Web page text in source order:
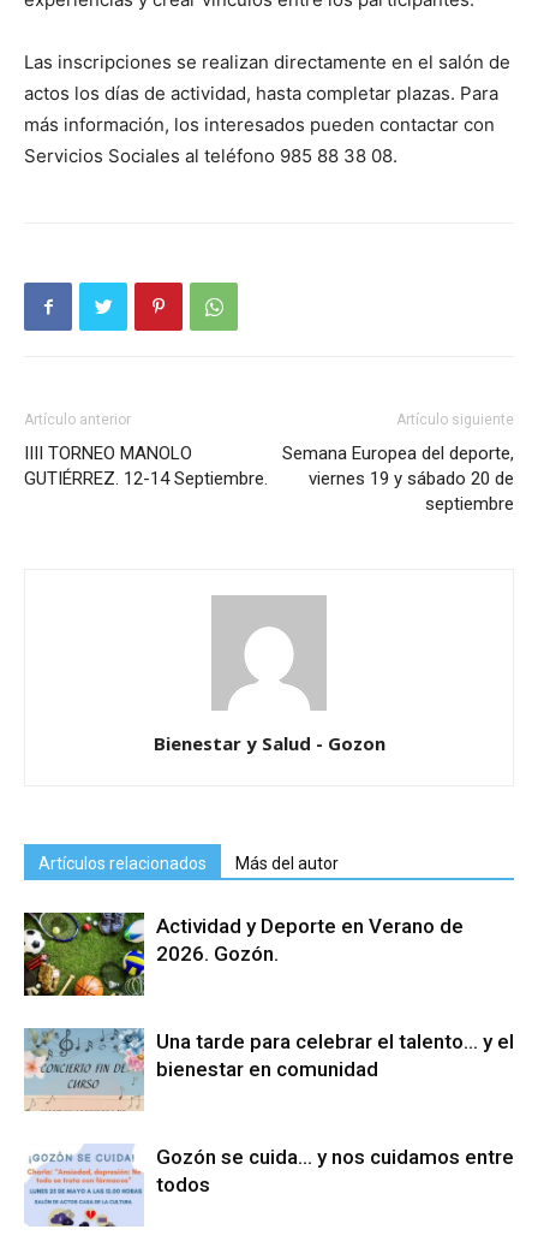
Las inscripciones se realizan directamente en el salón de
actos los días de actividad, hasta completar plazas. Para
más información, los interesados pueden contactar con
Servicios Sociales al teléfono 985 88 38 08.
Artículo anterior
IIII TORNEO MANOLO
GUTIÉRREZ. 12-14 Septiembre.
Artículo siguiente
Semana Europea del deporte,
viernes 19 y sábado 20 de
septiembre
Bienestar y Salud - Gozon
Artículos relacionados Más del autor
Actividad y Deporte en Verano de
2026. Gozón.
Una tarde para celebrar el talento… y el
bienestar en comunidad
Gozón se cuida… y nos cuidamos entre
todos